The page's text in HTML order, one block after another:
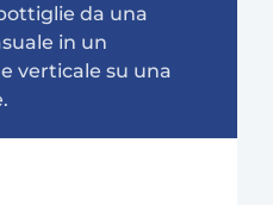
da una
in un
verticale su una